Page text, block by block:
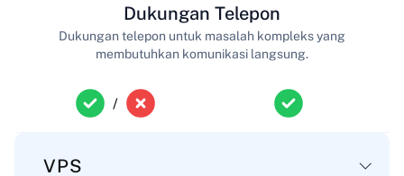
/
Dukungan Telepon
Dukungan telepon untuk masalah kompleks yang
membutuhkan komunikasi langsung.
VPS